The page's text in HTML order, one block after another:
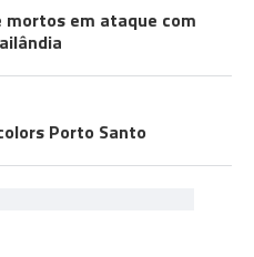
mortos em ataque com
Porto Santo